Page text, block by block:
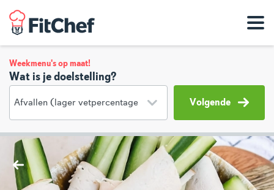
Weekmenu's op maat!
Wat is je doelstelling?
Volgende